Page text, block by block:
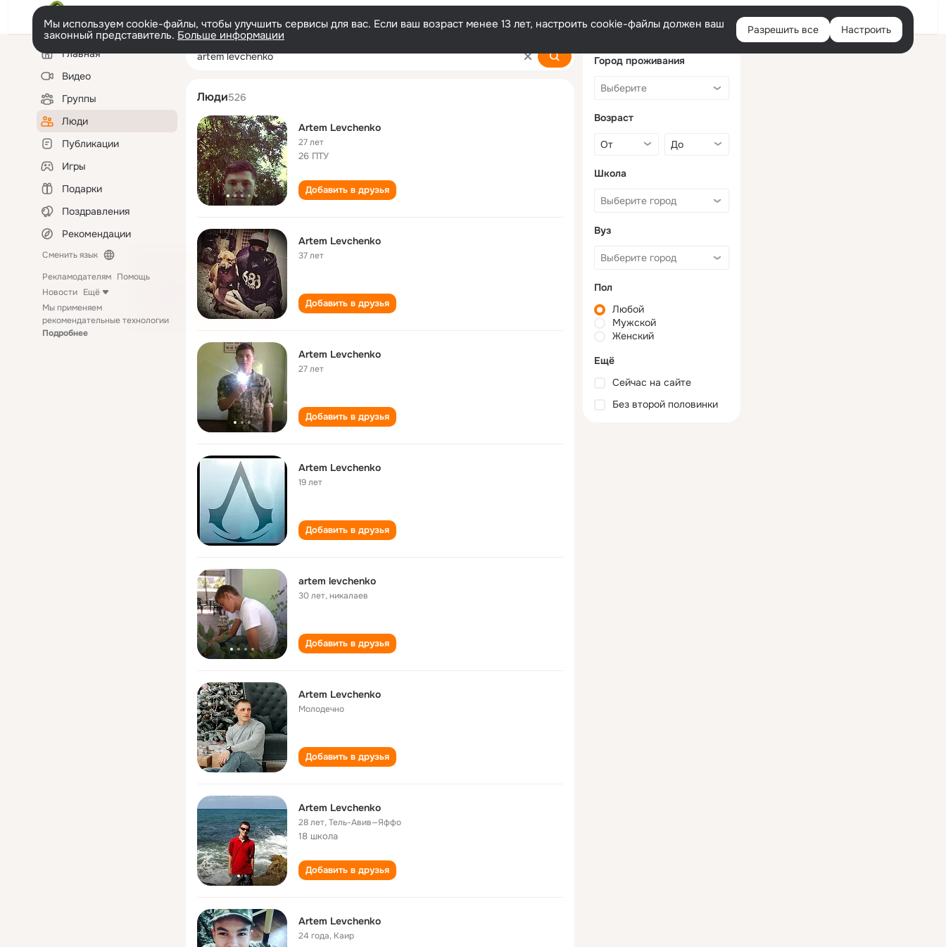
Войти
Мы используем cookie-файлы, чтобы улучшить сервисы для вас. Если ваш возраст менее 13 лет, настроить cookie-файлы должен ваш
законный представитель. Больше информации Разрешить все Настроить
Левая
колонкаГлавная
Видео
Группы
Люди
Публикации
Игры
Подарки
Поздравления
Рекомендации
Сменить язык
Рекламодателям Помощь
Новости Ещё
Мы применяем
рекомендательные технологии
Подробнее
artem levchenko
Люди526
Artem Levchenko
27 лет
26 ПТУ
Добавить в друзья
Artem Levchenko
37 лет
Добавить в друзья
Artem Levchenko
27 лет
Добавить в друзья
Artem Levchenko
19 лет
Добавить в друзья
artem levchenko
30 лет,никалаев
Добавить в друзья
Artem Levchenko
Молодечно
Добавить в друзья
Artem Levchenko
28 лет,Тель-Авив—Яффо
18 школа
Добавить в друзья
Artem Levchenko
24 года, Каир
Город проживания
Возраст
Школа
Вуз
Пол
Любой
Мужской
Женский
Ещё
Сейчас на сайте
Без второй половинки